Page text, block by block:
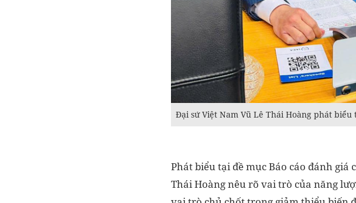
Đại sứ Việt Nam Vũ Lê Thái Hoàng phát biểu
Phát biểu tại đề mục Báo cáo đánh
Thái Hoàng nêu rõ vai trò của năng